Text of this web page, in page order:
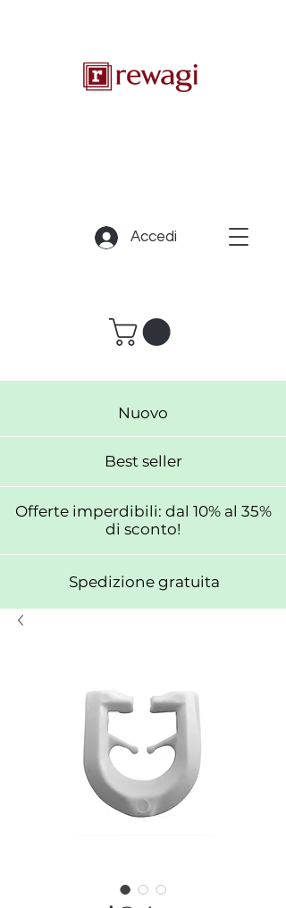
Nuovo
Best seller
Offerte imperdibili: dal 10% al 35%
di sconto!
Spedizione gratuita
Accedi